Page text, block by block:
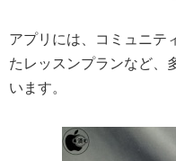
アプリには、コミュニテ
たレッスンプランなど、
います。